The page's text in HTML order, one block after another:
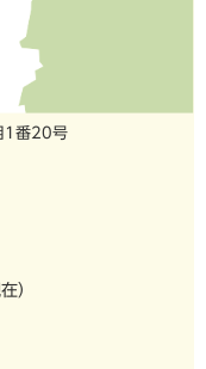
1番20号
）